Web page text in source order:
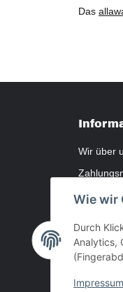
Das
Wir über
Bewerten
Wie wir
Durch
Analytics,
Impressum